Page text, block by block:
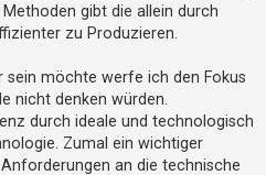
gibt die allein durch
zu Produzieren.
sein möchte werfe ich den Fokus
nicht denken würden.
durch ideale und technologisch
Zumal ein wichtiger
an die technische